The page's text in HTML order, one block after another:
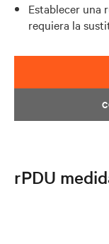
Establecer una
requiera la
rPDU